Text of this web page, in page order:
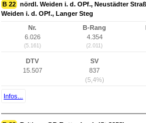
B 22 nördl. Weiden i. d. OPf., Neustädter
Weiden i. d. OPf., Langer Steg
Nr.
6.026
(5.161)
B-Rang
4.354
(2.011)
DTV
15.507
SV
837
(5,4%)
Infos...